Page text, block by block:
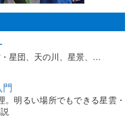
星団、天の川、星景、…
門
。明るい場所でもできる星雲・